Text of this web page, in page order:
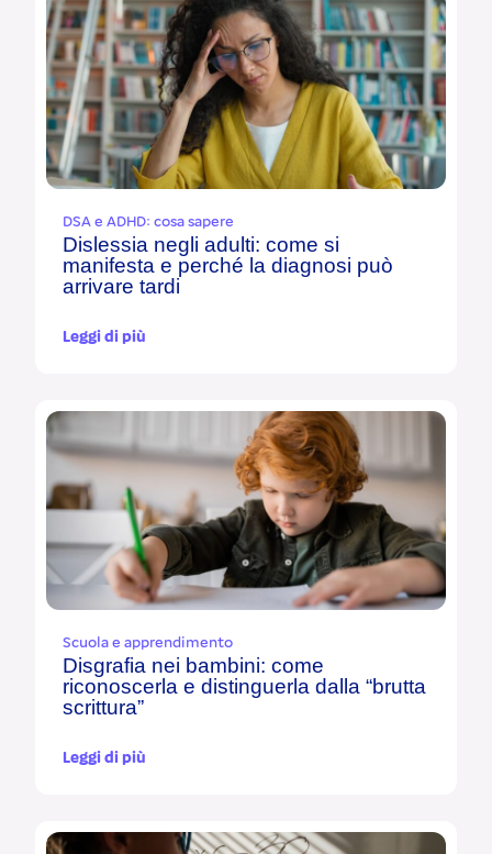
DSA e ADHD: cosa sapere
Dislessia negli adulti: come si
manifesta e perché la diagnosi può
arrivare tardi
Leggi di più
Scuola e apprendimento
Disgrafia nei bambini: come
riconoscerla e distinguerla dalla “brutta
scrittura”
Leggi di più